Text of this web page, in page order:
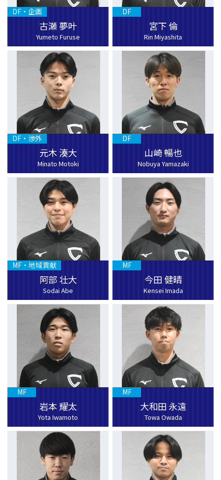
古瀬 夢叶
Yumeto Furuse
DF・企画
宮下 倫
Rin Miyashita
DF
元木 湊大
Minato Motoki
DF・渉外
山崎 暢也
Nobuya Yamazaki
DF
阿部 壮大
Sodai Abe
MF・地域貢献
今田 健晴
Kensei Imada
MF
岩本 耀太
Yota Iwamoto
MF
大和田 永遠
Towa Owada
MF